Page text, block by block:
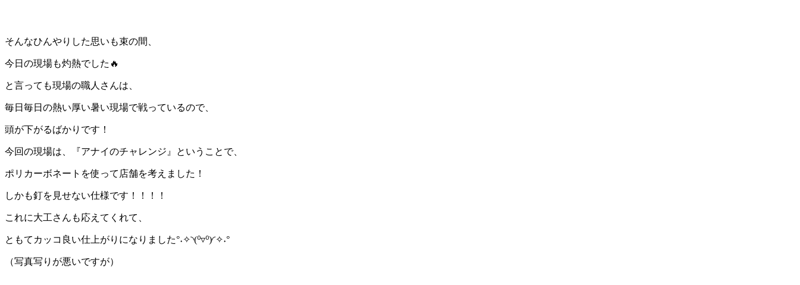
そんなひんやりした思いも束の間、
今日の現場も灼熱でした🔥
と言っても現場の職人さんは、
毎日毎日の熱い厚い暑い現場で戦っているので、
頭が下がるばかりです！
今回の現場は、『アナイのチャレンジ』ということで、
ポリカーボネートを使って店舗を考えました！
しかも釘を見せない仕様です！！！！
これに大工さんも応えてくれて、
ともてカッコ良い仕上がりになりました°˖✧◝(⁰▿⁰)◜✧˖°
（写真写りが悪いですが）